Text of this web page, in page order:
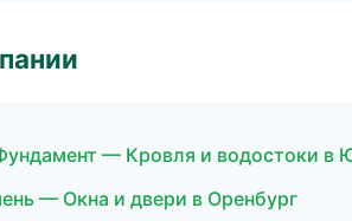
— Кровля и водостоки в
— Окна и двери в Оренбург